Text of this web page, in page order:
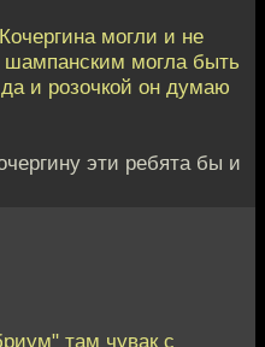
могли и не
шампанским могла быть
и розочкой он думаю
эти ребята бы и
там чувак с